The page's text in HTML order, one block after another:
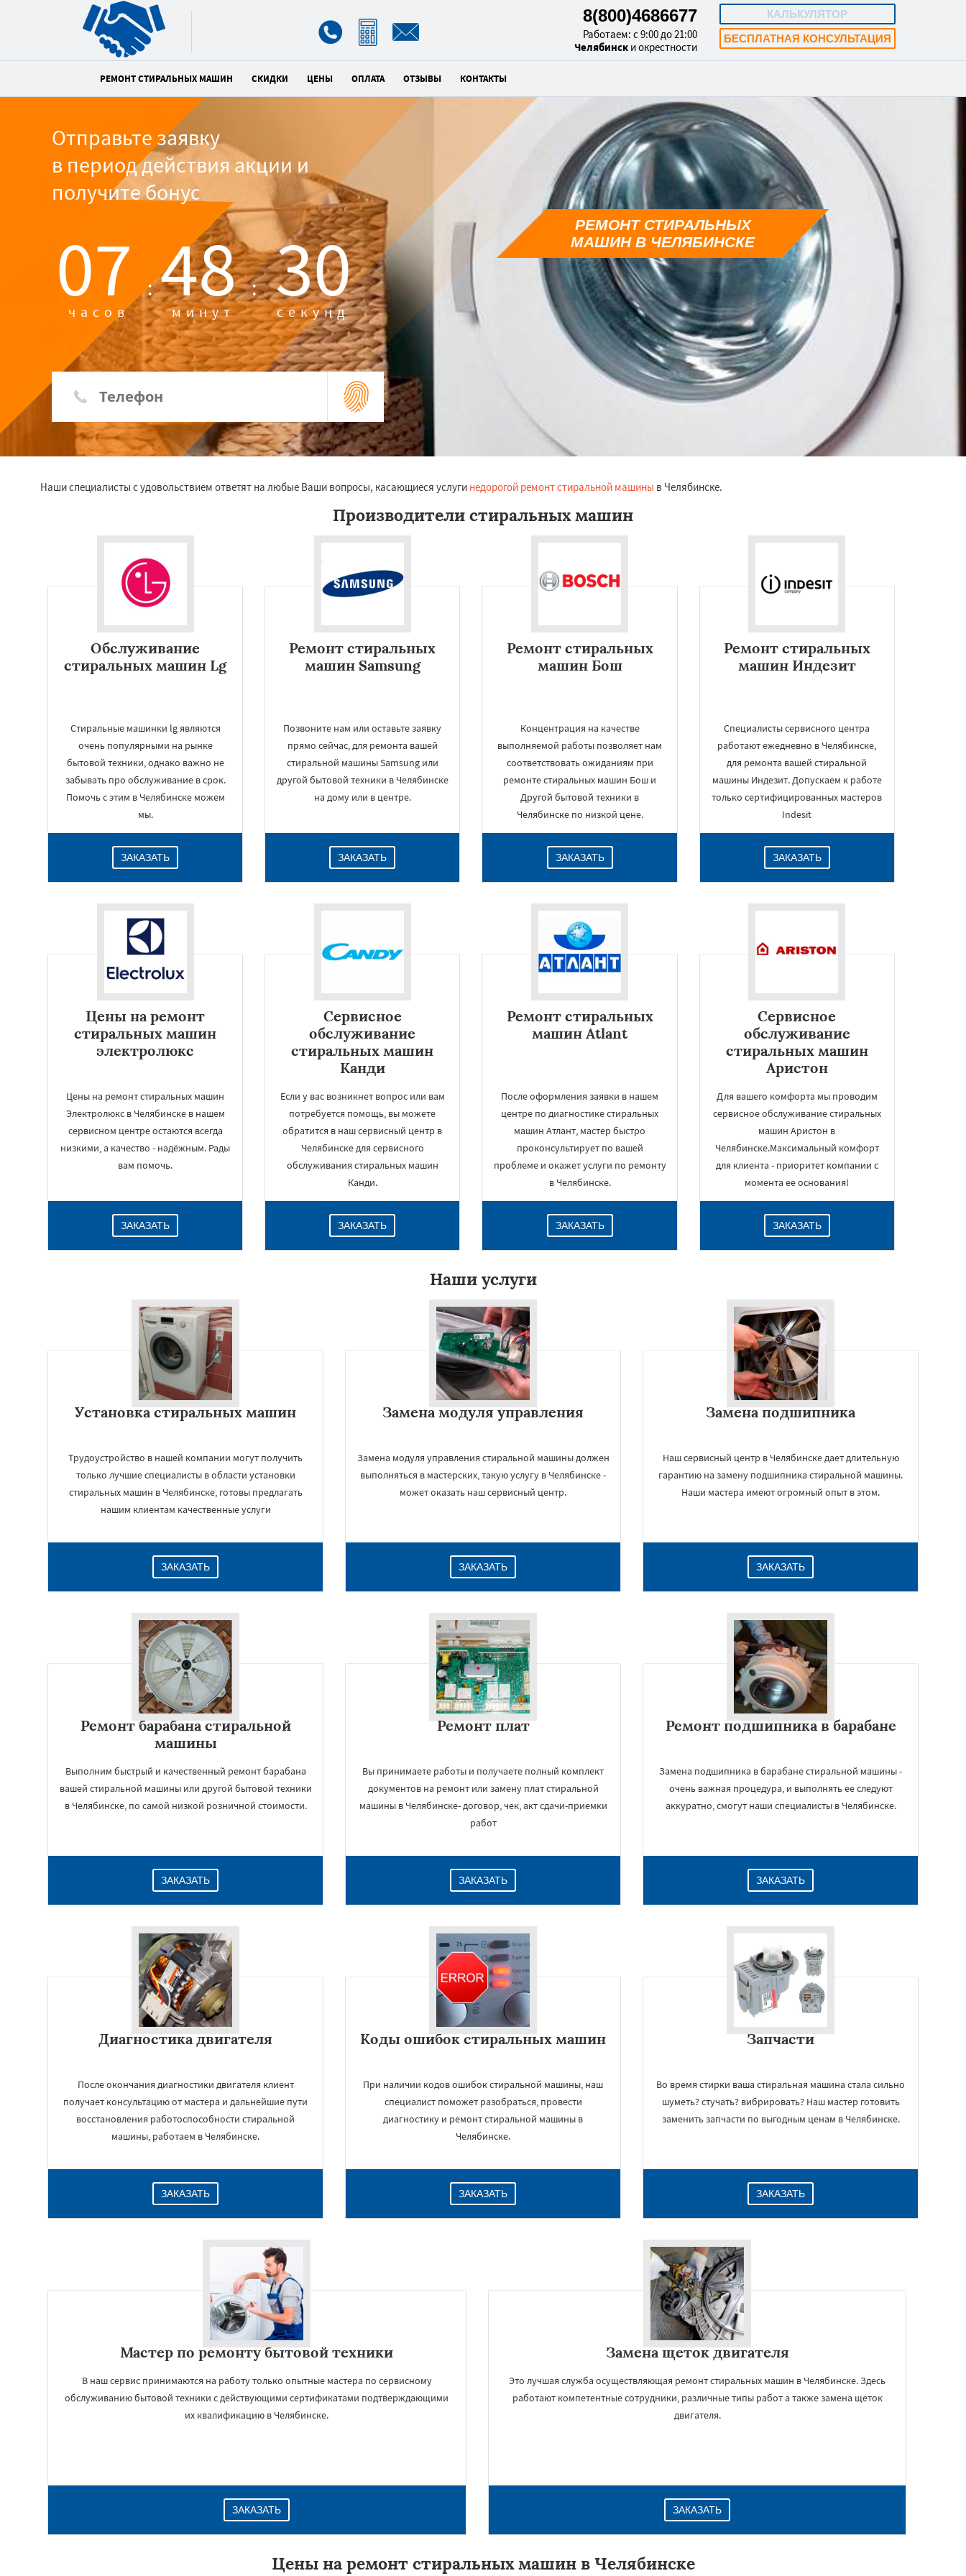
КАЛЬКУЛЯТОР
БЕСПЛАТНАЯ КОНСУЛЬТАЦИЯ
8(800)4686677
Работаем: с 9:00 до 21:00
Челябинск и окрестности
РЕМОНТ СТИРАЛЬНЫХ МАШИН СКИДКИ ЦЕНЫ ОПЛАТА ОТЗЫВЫ КОНТАКТЫ
Отправьте заявку
в период действия акции и
получите бонус
07 :
часов 48 :
минут 29
секунд
РЕМОНТ СТИРАЛЬНЫХ
МАШИН В ЧЕЛЯБИНСКЕ
Наши специалисты с удовольствием ответят на любые Ваши вопросы, касающиеся услуги недорогой ремонт стиральной машины в Челябинске.
Производители стиральных машин
Обслуживание
стиральных машин Lg
Стиральные машинки lg являются
очень популярными на рынке
бытовой техники, однако важно не
забывать про обслуживание в срок.
Помочь с этим в Челябинске можем
мы.
ЗАКАЗАТЬ
Ремонт стиральных
машин Samsung
Позвоните нам или оставьте заявку
прямо сейчас, для ремонта вашей
стиральной машины Samsung или
другой бытовой техники в Челябинске
на дому или в центре.
ЗАКАЗАТЬ
Ремонт стиральных
машин Бош
Концентрация на качестве
выполняемой работы позволяет нам
соответствовать ожиданиям при
ремонте стиральных машин Бош и
Другой бытовой техники в
Челябинске по низкой цене.
ЗАКАЗАТЬ
Ремонт стиральных
машин Индезит
Специалисты сервисного центра
работают ежедневно в Челябинске,
для ремонта вашей стиральной
машины Индезит. Допускаем к работе
только сертифицированных мастеров
Indesit
ЗАКАЗАТЬ
Цены на ремонт
стиральных машин
электролюкс
Цены на ремонт стиральных машин
Электролюкс в Челябинске в нашем
сервисном центре остаются всегда
низкими, а качество - надёжным. Рады
вам помочь.
ЗАКАЗАТЬ
Сервисное
обслуживание
стиральных машин
Канди
Если у вас возникнет вопрос или вам
потребуется помощь, вы можете
обратится в наш сервисный центр в
Челябинске для сервисного
обслуживания стиральных машин
Канди.
ЗАКАЗАТЬ
Ремонт стиральных
машин Atlant
После оформления заявки в нашем
центре по диагностике стиральных
машин Атлант, мастер быстро
проконсультирует по вашей
проблеме и окажет услуги по ремонту
в Челябинске.
ЗАКАЗАТЬ
Сервисное
обслуживание
стиральных машин
Аристон
Для вашего комфорта мы проводим
сервисное обслуживание стиральных
машин Аристон в
Челябинске.Максимальный комфорт
для клиента - приоритет компании с
момента ее основания!
ЗАКАЗАТЬ
Наши услуги
Установка стиральных машин
Трудоустройство в нашей компании могут получить
только лучшие специалисты в области установки
стиральных машин в Челябинске, готовы предлагать
нашим клиентам качественные услуги
ЗАКАЗАТЬ
Замена модуля управления
Замена модуля управления стиральной машины должен
выполняться в мастерских, такую услугу в Челябинске -
может оказать наш сервисный центр.
ЗАКАЗАТЬ
Замена подшипника
Наш сервисный центр в Челябинске дает длительную
гарантию на замену подшипника стиральной машины.
Наши мастера имеют огромный опыт в этом.
ЗАКАЗАТЬ
Ремонт барабана стиральной
машины
Выполним быстрый и качественный ремонт барабана
вашей стиральной машины или другой бытовой техники
в Челябинске, по самой низкой розничной стоимости.
ЗАКАЗАТЬ
Ремонт плат
Вы принимаете работы и получаете полный комплект
документов на ремонт или замену плат стиральной
машины в Челябинске- договор, чек, акт сдачи-приемки
работ
ЗАКАЗАТЬ
Ремонт подшипника в барабане
Замена подшипника в барабане стиральной машины -
очень важная процедура, и выполнять ее следуют
аккуратно, смогут наши специалисты в Челябинске.
ЗАКАЗАТЬ
Диагностика двигателя
После окончания диагностики двигателя клиент
получает консультацию от мастера и дальнейшие пути
восстановления работоспособности стиральной
машины, работаем в Челябинске.
ЗАКАЗАТЬ
Коды ошибок стиральных машин
При наличии кодов ошибок стиральной машины, наш
специалист поможет разобраться, провести
диагностику и ремонт стиральной машины в
Челябинске.
ЗАКАЗАТЬ
Запчасти
Во время стирки ваша стиральная машина стала сильно
шуметь? стучать? вибрировать? Наш мастер готовить
заменить запчасти по выгодным ценам в Челябинске.
ЗАКАЗАТЬ
Мастер по ремонту бытовой техники
В наш сервис принимаются на работу только опытные мастера по сервисному
обслуживанию бытовой техники с действующими сертификатами подтверждающими
их квалификацию в Челябинске.
ЗАКАЗАТЬ
Замена щеток двигателя
Это лучшая служба осуществляющая ремонт стиральных машин в Челябинске. Здесь
работают компетентные сотрудники, различные типы работ а также замена щеток
двигателя.
ЗАКАЗАТЬ
Цены на ремонт стиральных машин в Челябинске
×
Даю согласие на обработку персональных данных